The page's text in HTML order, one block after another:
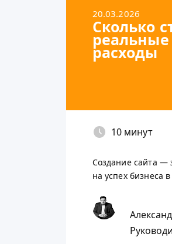
20.03.2026
Сколько
расходы
10 минут
Создание сайта —
на успех бизнеса